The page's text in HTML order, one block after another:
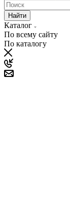
Найти
Каталог
По всему сайту
По каталогу